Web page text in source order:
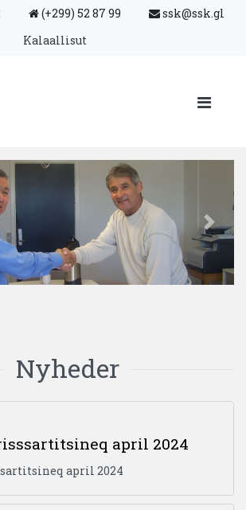
(+299) 52 87 99 ssk@ssk.gl
Kalaallisut
Next
Nyheder
april 2024
april 2024